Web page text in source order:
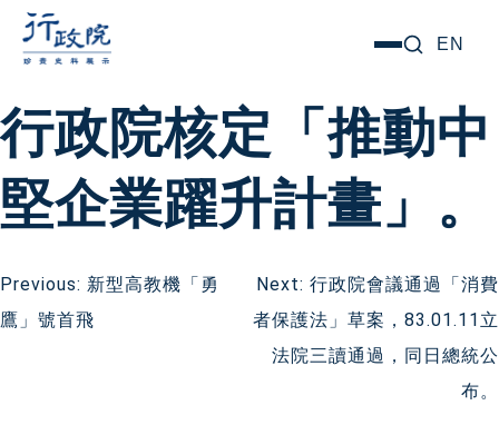
要
內
容
選
EN
行政院核定「推動中
堅企業躍升計畫」。
文
Previous: 新型高教機「勇
鷹」號首飛
Next: 行政院會議通過「消費
者保護法」草案，83.01.11立
法院三讀通過，同日總統公
布。